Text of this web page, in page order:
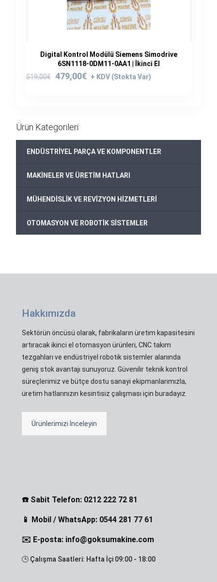
Digital Kontrol Modülü Siemens Simodrive
6SN1118-0DM11-0AA1 | İkinci El
519,00€ Orijinal
479,00€
Şu
Ürün Kategorileri
ENDÜSTRİYEL PARÇA VE KOMPONENTLER
MAKİNELER VE ÜRETİM HATLARI
MÜHENDİSLİK VE REVİZYON HİZMETLERİ
OTOMASYON VE ROBOTİK SİSTEMLER
Hakkımızda
Sektörün öncüsü olarak, fabrikaların üretim kapasitesini
artıracak ikinci el otomasyon ürünleri, CNC takım
tezgahları ve endüstriyel robotik sistemler alanında
geniş stok avantajı sunuyoruz. Güvenilir teknik kontrol
süreçlerimiz ve bütçe dostu sanayi ekipmanlarımızla,
üretim hatlarınızın kesintisiz çalışması için buradayız.
Ürünlerimizi İnceleyin
☎️ Sabit Telefon: 0212 222 72 81
📱 Mobil / WhatsApp: 0544 281 77 61
✉️ E-posta: info@goksumakine.com
🕒 Çalışma Saatleri: Hafta İçi 09:00 - 18:00